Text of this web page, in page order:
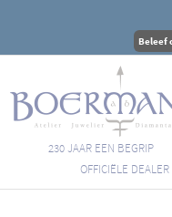
Beleef
230 JAAR EEN BEGRIP
OFFICIËLE DEALER